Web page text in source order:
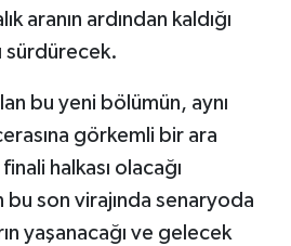
aranın ardından kaldığı
sürdürecek.
bu yeni bölümün, aynı
görkemli bir ara
halkası olacağı
son virajında senaryoda
yaşanacağı ve gelecek